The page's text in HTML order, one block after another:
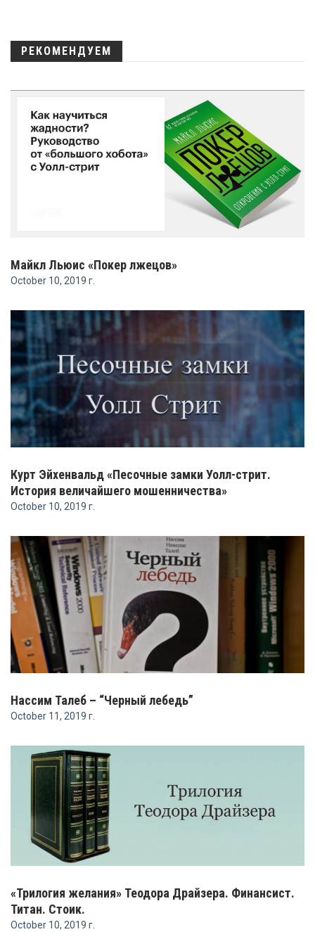
РЕКОМЕНДУЕМ
Майкл Льюис «Покер лжецов»
October 10, 2019 г.
Курт Эйхенвальд «Песочные замки Уолл-стрит.
История величайшего мошенничества»
October 10, 2019 г.
Нассим Талеб – “Черный лебедь”
October 11, 2019 г.
«Трилогия желания» Теодора Драйзера. Финансист.
Титан. Стоик.
October 10, 2019 г.